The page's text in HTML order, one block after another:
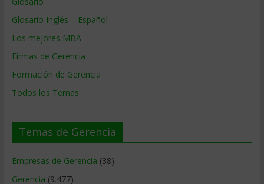
Glosario Inglés – Español
Los mejores MBA
Firmas de Gerencia
Formación de Gerencia
Todos los Temas
Temas de Gerencia
Empresas de Gerencia (38)
Gerencia (9.477)